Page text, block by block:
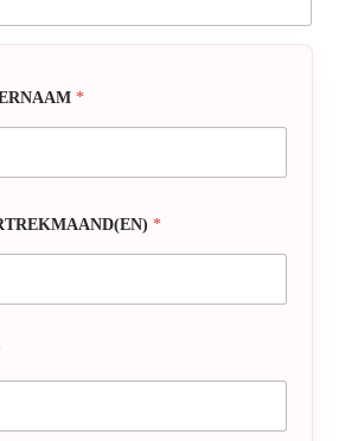
*
*